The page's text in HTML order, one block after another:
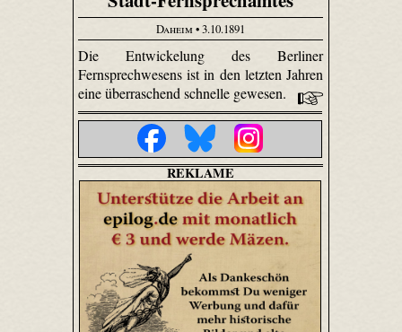
Daheim• 3.10.1891
Die Entwickelung des Berliner
Fernsprechwesens ist in den letzten Jahren
eine überraschend schnelle gewesen.
REKLAME